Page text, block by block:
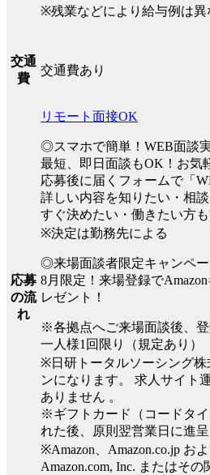
※残業などにより給与例は異
交通
費
交通費あり
応募
の流
れ
リモート面接OK
◎スマホで簡単！WEB面談実
最短、即日面談もOK！お気
応募後に届くフォームで「
詳しい内容を知りたい・相
すぐ決めたい・働きたい方
※決定は勤務先による
◎来場面談者限定キャンペー
8月限定！来場登録で
レゼント！
※各拠点へご来場面談後、
一人様1回限り（規定あり）
※日研トータルソーシング
ンになります。 求人サイト
ありません 。
※ギフトカード（コードタ
れた後、原則翌営業日に進
※Amazon、Amazon.co.jp お
Amazon.com, Inc. またはそ